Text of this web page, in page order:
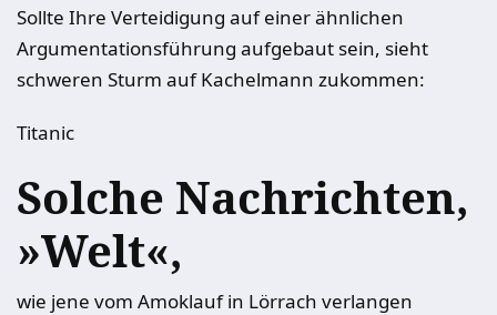
Sollte Ihre Verteidigung auf einer ähnlichen
Argumentationsführung aufgebaut sein, sieht
schweren Sturm auf Kachelmann zukommen:
Titanic
Solche Nachrichten,
»Welt«,
wie jene vom Amoklauf in Lörrach verlangen